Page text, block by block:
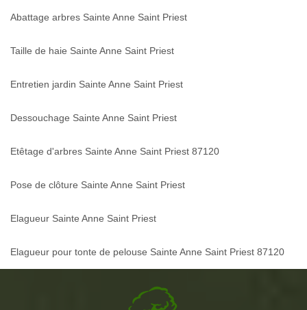
Abattage arbres Sainte Anne Saint Priest
Taille de haie Sainte Anne Saint Priest
Entretien jardin Sainte Anne Saint Priest
Dessouchage Sainte Anne Saint Priest
Etêtage d'arbres Sainte Anne Saint Priest 87120
Pose de clôture Sainte Anne Saint Priest
Elagueur Sainte Anne Saint Priest
Elagueur pour tonte de pelouse Sainte Anne Saint Priest 87120